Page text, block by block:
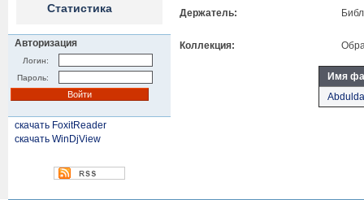
Статистика
Авторизация
Логин:
Пароль:
скачать FoxitReader
скачать WinDjView
Держатель:
Коллекция:
Имя